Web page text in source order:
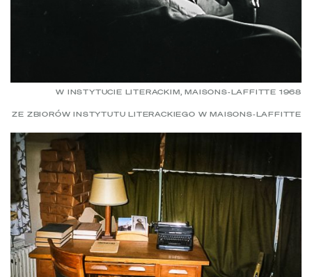
W INSTYTUCIE LITERACKIM, MAISONS-LAFFITTE 1968
ZE ZBIORÓW INSTYTUTU LITERACKIEGO W MAISONS-LAFFITTE